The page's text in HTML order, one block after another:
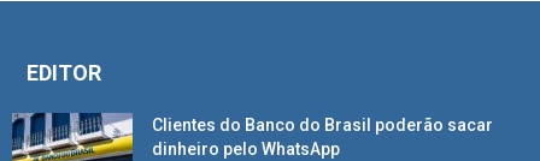
EDITOR
Clientes do Banco do Brasil poderão sacar
dinheiro pelo WhatsApp